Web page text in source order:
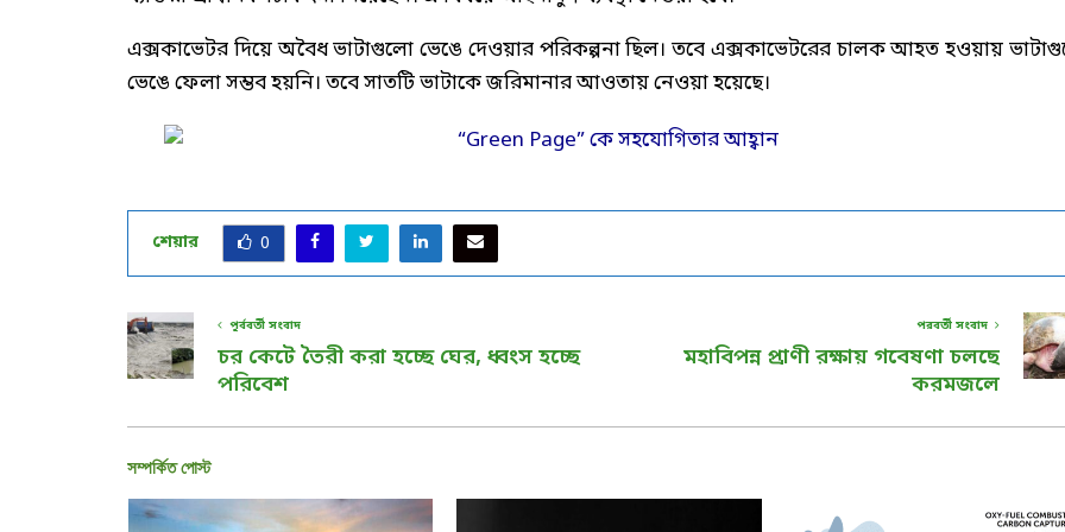
এক্সকাভেটর দিয়ে অবৈধ ভাটাগুলো ভেঙে দেওয়ার পরিকল্পনা ছিল। তবে এক্সকাভেটরের চালক আহত হওয়ায়
ভেঙে ফেলা সম্ভব হয়নি। তবে সাতটি ভাটাকে জরিমানার আওতায় নেওয়া হয়েছে।
শেয়ার 0
পূর্ববর্তী সংবাদ
চর কেটে তৈরী করা হচ্ছে ঘের, ধ্বংস হচ্ছে
পরিবেশ
পরবর্তী সংবাদ
মহাবিপন্ন প্রাণী রক্ষায় গবেষণা চলছে
করমজলে
সম্পর্কিত পোস্ট